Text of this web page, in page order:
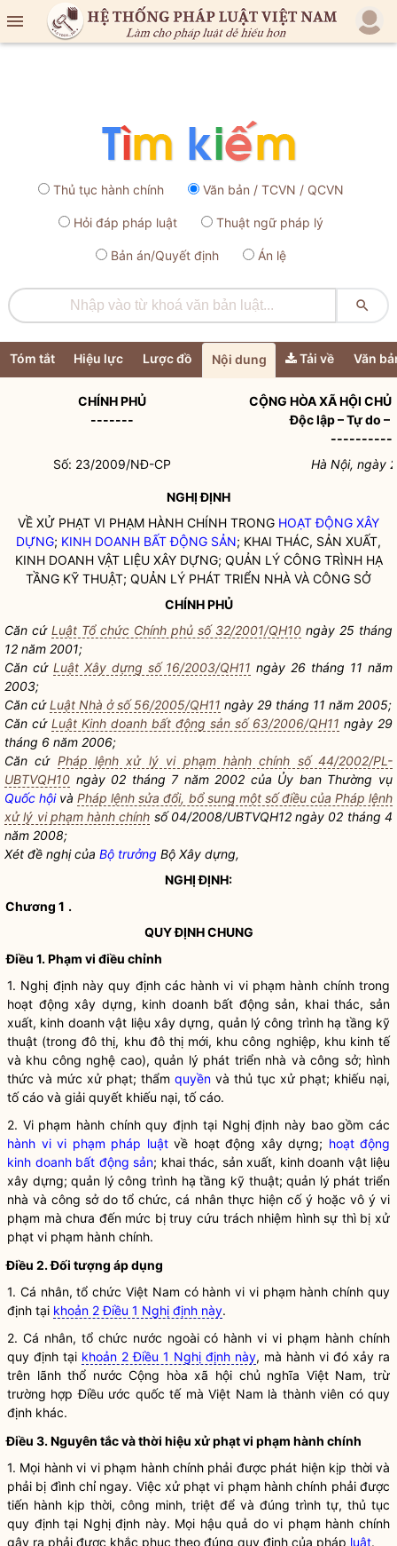

Thủ tục hành chính Văn bản / TCVN / QCVN
Hỏi đáp pháp luật Thuật ngữ pháp lý
Bản án/Quyết định Án lệ

Tóm tắt Hiệu lực Lược đồ Nội dung Tải về Văn
CHÍNH PHỦ
-------
CỘNG HÒA XÃ HỘI
Độc lập – Tự do –
Số: 23/2009/NĐ-CP
Hà Nội, ngày
NGHỊ ĐỊNH
VỀ XỬ PHẠT VI PHẠM HÀNH CHÍNH TRONG HOẠT ĐỘNG XÂY
DỰNG; KINH DOANH BẤT ĐỘNG SẢN; KHAI THÁC, SẢN XUẤT,
KINH DOANH VẬT LIỆU XÂY DỰNG; QUẢN LÝ CÔNG TRÌNH HẠ
TẦNG KỸ THUẬT; QUẢN LÝ PHÁT TRIỂN NHÀ VÀ CÔNG SỞ
CHÍNH PHỦ
Căn cứ Luật Tổ chức Chính phủ số 32/2001/QH10 ngày 25 tháng
12 năm 2001;
Căn cứ Luật Xây dựng số 16/2003/QH11 ngày 26 tháng 11 năm
2003;
Căn cứLuật Nhà ở số 56/2005/QH11 ngày 29 tháng 11 năm 2005;
Căn cứ Luật Kinh doanh bất động sản số 63/2006/QH11 ngày 29
tháng 6 năm 2006;
Căn cứ Pháp lệnh xử lý vi phạm hành chính số 44/2002/PL-
UBTVQH10 ngày 02 tháng 7 năm 2002 của Ủy ban Thường vụ
Quốc hộivàPháp lệnh sửa đổi, bổ sung một số điều của Pháp lệnh
xử lý vi phạm hành chính số 04/2008/UBTVQH12 ngày 02 tháng 4
năm 2008;
Xét đề nghị của Bộ trưởng Bộ Xây dựng,
NGHỊ ĐỊNH:
Chương 1 .
QUY ĐỊNH CHUNG
Điều 1. Phạm vi điều chỉnh
1. Nghị định này quy định các hành vi vi phạm hành chính trong
hoạt động xây dựng, kinh doanh bất động sản, khai thác, sản
xuất, kinh doanh vật liệu xây dựng, quản lý công trình hạ tầng kỹ
thuật (trong đô thị, khu đô thị mới, khu công nghiệp, khu kinh tế
và khu công nghệ cao), quản lý phát triển nhà và công sở; hình
thức và mức xử phạt; thẩm quyền và thủ tục xử phạt; khiếu nại,
tố cáo và giải quyết khiếu nại, tố cáo.
2. Vi phạm hành chính quy định tại Nghị định này bao gồm các
hành vi vi phạm pháp luậtvề hoạt động xây dựng; hoạt động
kinh doanh bất động sản; khai thác, sản xuất, kinh doanh vật liệu
xây dựng; quản lý công trình hạ tầng kỹ thuật; quản lý phát triển
nhà và công sở do tổ chức, cá nhân thực hiện cố ý hoặc vô ý vi
phạm mà chưa đến mức bị truy cứu trách nhiệm hình sự thì bị xử
phạt vi phạm hành chính.
Điều 2. Đối tượng áp dụng
1. Cá nhân, tổ chức Việt Nam có hành vi vi phạm hành chính quy
định tại khoản 2 Điều 1 Nghị định này.
2. Cá nhân, tổ chức nước ngoài có hành vi vi phạm hành chính
quy định tại khoản 2 Điều 1 Nghị định này, mà hành vi đó xảy ra
trên lãnh thổ nước Cộng hòa xã hội chủ nghĩa Việt Nam, trừ
trường hợp Điều ước quốc tế mà Việt Nam là thành viên có quy
định khác.
Điều 3. Nguyên tắc và thời hiệu xử phạt vi phạm hành chính
1. Mọi hành vi vi phạm hành chính phải được phát hiện kịp thời và
phải bị đình chỉ ngay. Việc xử phạt vi phạm hành chính phải được
tiến hành kịp thời, công minh, triệt để và đúng trình tự, thủ tục
quy định tại Nghị định này. Mọi hậu quả do vi phạm hành chính
gây ra phải được khắc phục theo đúng quy định của pháp luật.